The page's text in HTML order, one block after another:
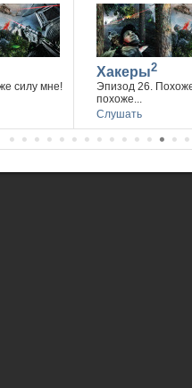
силу мне!
Хакеры2
Эпизод 26.
похоже...
Слушать